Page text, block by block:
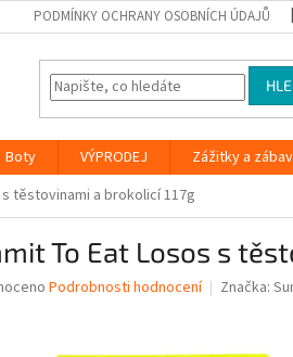
PODMÍNKY OCHRANY OSOBNÍCH ÚDAJŮ
Boty VÝPRODEJ Zážitky a
těstovinami a brokolicí 117g
To Eat Losos s
Podrobnosti hodnocení Značka: